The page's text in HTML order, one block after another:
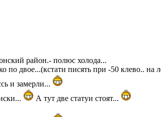
район.- полюс холода...
двое...(кстати писять при -50 клево.. на
и замерли...
А тут две статуи стоят...